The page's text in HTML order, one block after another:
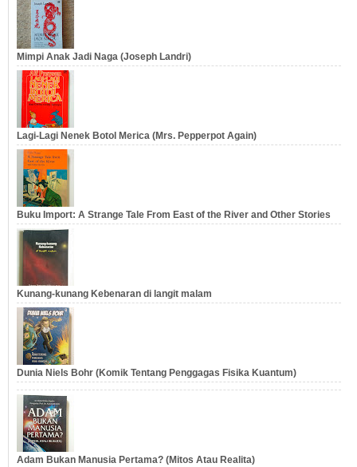
Mimpi Anak Jadi Naga (Joseph Landri)
Lagi-Lagi Nenek Botol Merica (Mrs. Pepperpot Again)
Buku Import: A Strange Tale From East of the River and Other Stories
Kunang-kunang Kebenaran di langit malam
Dunia Niels Bohr (Komik Tentang Penggagas Fisika Kuantum)
Adam Bukan Manusia Pertama? (Mitos Atau Realita)